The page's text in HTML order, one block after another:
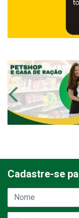
Cadastre-se